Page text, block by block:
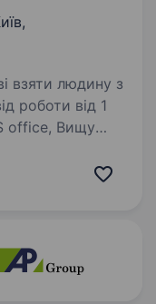
взяти людину з
роботи від 1